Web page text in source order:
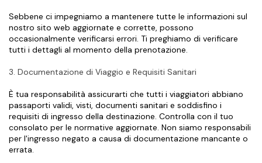
Sebbene ci impegniamo a mantenere tutte le informazioni sul
nostro sito web aggiornate e corrette, possono
occasionalmente verificarsi errori. Ti preghiamo di verificare
tutti i dettagli al momento della prenotazione.
3. Documentazione di Viaggio e Requisiti Sanitari
È tua responsabilità assicurarti che tutti i viaggiatori abbiano
passaporti validi, visti, documenti sanitari e soddisfino i
requisiti di ingresso della destinazione. Controlla con il tuo
consolato per le normative aggiornate. Non siamo responsabili
per l'ingresso negato a causa di documentazione mancante o
errata.